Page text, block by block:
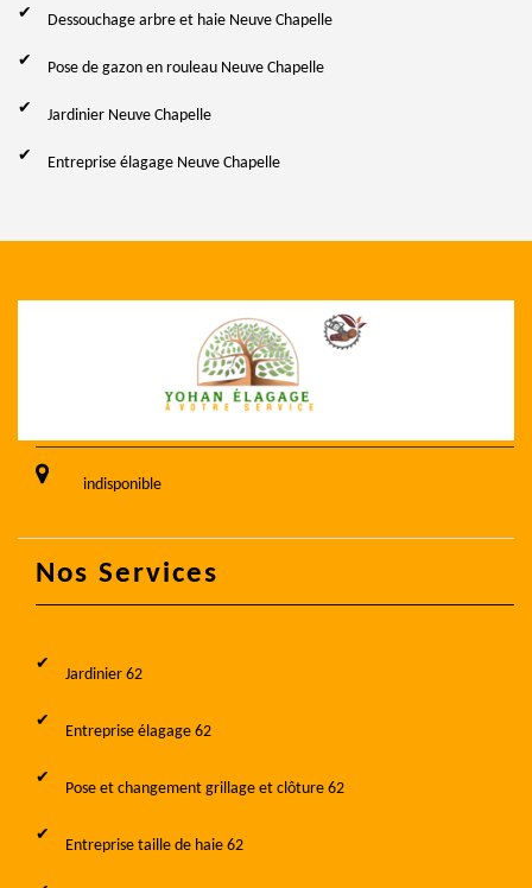
Dessouchage arbre et haie Neuve Chapelle
Pose de gazon en rouleau Neuve Chapelle
Jardinier Neuve Chapelle
Entreprise élagage Neuve Chapelle
indisponible
Nos Services
Jardinier 62
Entreprise élagage 62
Pose et changement grillage et clôture 62
Entreprise taille de haie 62